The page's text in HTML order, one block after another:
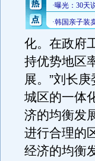
化。在政府
持优势地区
展。”刘长
城区的一体
济的均衡发
进行合理的
经济的均衡